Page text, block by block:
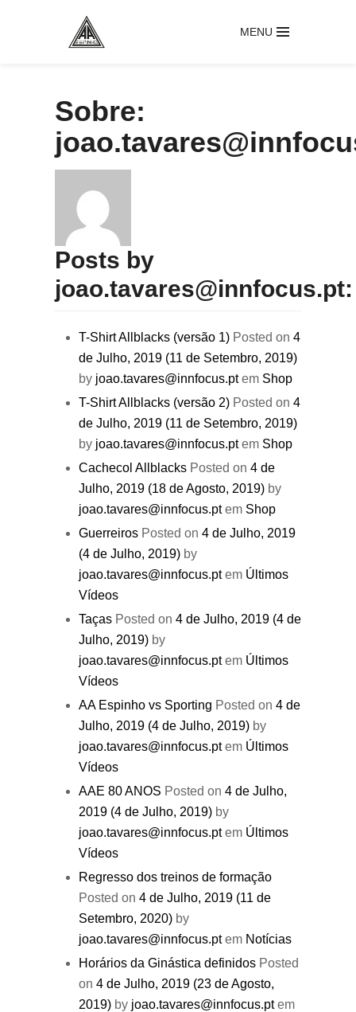
MENU
Sobre:
Posts by
joao.tavares@innfocus.pt:
T-Shirt Allblacks (versão 1) Posted on 4
de Julho, 2019 (11 de Setembro, 2019)
by joao.tavares@innfocus.ptem Shop
T-Shirt Allblacks (versão 2) Posted on 4
de Julho, 2019 (11 de Setembro, 2019)
by joao.tavares@innfocus.ptem Shop
Cachecol Allblacks Posted on 4 de
Julho, 2019 (18 de Agosto, 2019) by
joao.tavares@innfocus.ptem Shop
Guerreiros Posted on 4 de Julho, 2019
(4 de Julho, 2019) by
joao.tavares@innfocus.ptem Últimos
Vídeos
Taças Posted on 4 de Julho, 2019 (4 de
Julho, 2019) by
joao.tavares@innfocus.ptem Últimos
Vídeos
AA Espinho vs Sporting Posted on 4 de
Julho, 2019 (4 de Julho, 2019) by
joao.tavares@innfocus.ptem Últimos
Vídeos
AAE 80 ANOS Posted on 4 de Julho,
2019 (4 de Julho, 2019) by
joao.tavares@innfocus.ptem Últimos
Vídeos
Regresso dos treinos de formação
Posted on 4 de Julho, 2019 (11 de
Setembro, 2020) by
joao.tavares@innfocus.ptem Notícias
Horários da Ginástica definidos Posted
on 4 de Julho, 2019 (23 de Agosto,
2019) by joao.tavares@innfocus.ptem